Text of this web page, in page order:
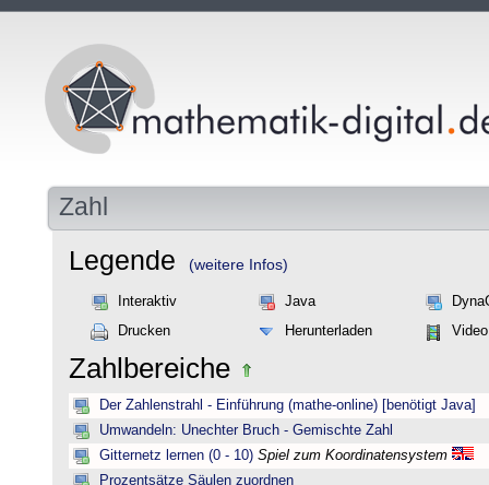
Zahl
Legende (weitere Infos)
Interaktiv Java
Drucken
Herunterladen Video
Zahlbereiche
Der Zahlenstrahl - Einführung (mathe-online) [benötigt Java]
Umwandeln: Unechter Bruch - Gemischte Zahl
Gitternetz lernen (0 - 10) Spiel zum Koordinatensystem
Prozentsätze Säulen zuordnen